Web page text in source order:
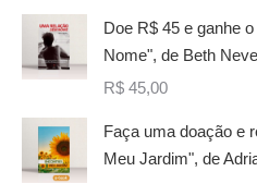
Doe R$ 45 e ganhe
Nome", de Beth
R$ 45,00
Faça uma doação e
Meu Jardim", de